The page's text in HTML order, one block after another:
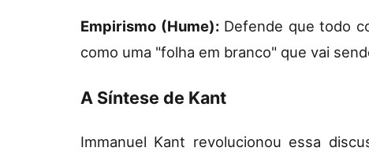
Empirismo (Hume):Defende que todo
como uma "folha em branco" que vai
A Síntese de Kant
Immanuel Kant revolucionou essa